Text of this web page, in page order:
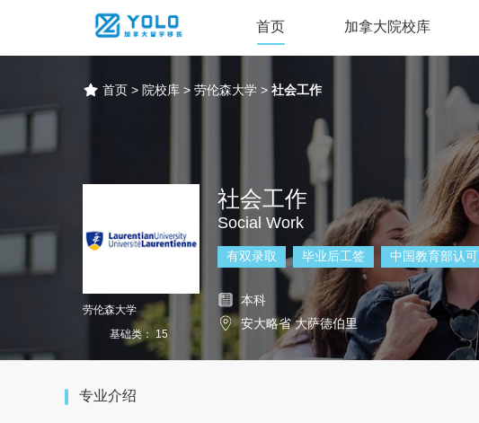
首页 加拿大院校库
首页 > 院校库 > 劳伦森大学 > 社会工作
劳伦森大学
基础类： 15
社会工作
Social Work
有双录取 毕业后工签 中国教育部认可
本科
安大略省 大萨德伯里
专业介绍